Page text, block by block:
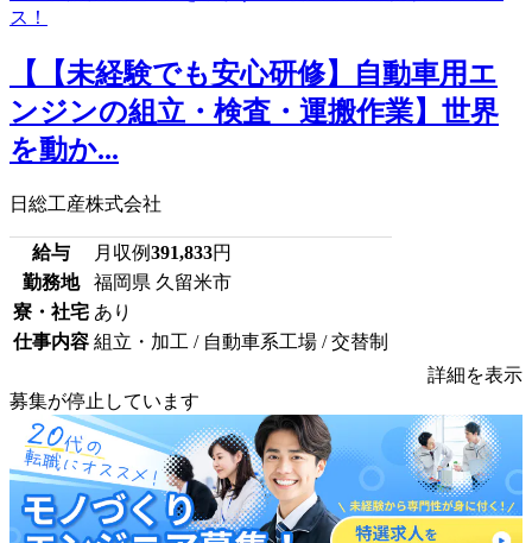
【【未経験でも安心研修】自動車用エ
ンジンの組立・検査・運搬作業】世界
を動か...
日総工産株式会社
給与 月収例391,833円
勤務地
福岡県 久留米市
寮・社宅 あり
仕事内容 組立・加工 / 自動車系工場 / 交替制
詳細を表示
募集が停止しています